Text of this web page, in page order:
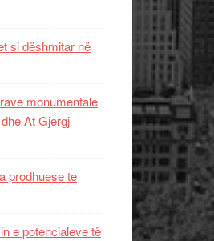
si dëshmitar në
monumentale
At Gjergj
prodhuese te
e potencialeve të